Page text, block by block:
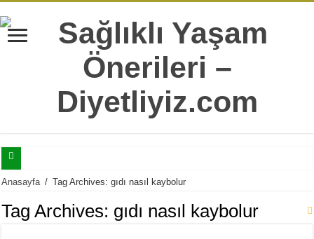
Selülitler İle Mücadele Edebilmeniz İçin Mutlaka Bilmeniz Gereken 7 Bilgi
Tatlı Yeme İstediğinizi Şıp Diye Kesecek 11 Sağlıklı Alternatif
Anasayfa / Tag Archives: gıdı nasıl kaybolur
Tag Archives: gıdı nasıl kaybolur